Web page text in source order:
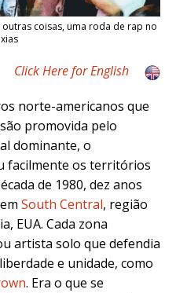
coisas, uma roda de rap no
Click Here for English
norte-americanos que
promovida pelo
dominante, o
facilmente os territórios
de 1980, dez anos
South Central, região
EUA. Cada zona
artista solo que defendia
e unidade, como
. Era o que se